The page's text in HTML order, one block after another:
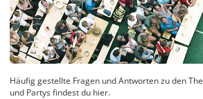
Häufig gestellte Fragen und Antworten zu den
und Partys findest du hier.